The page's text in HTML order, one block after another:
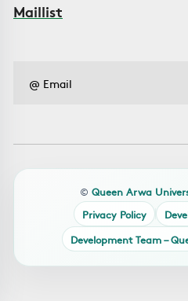
Maillist
© Queen Arwa
Privacy Policy
Development Team –